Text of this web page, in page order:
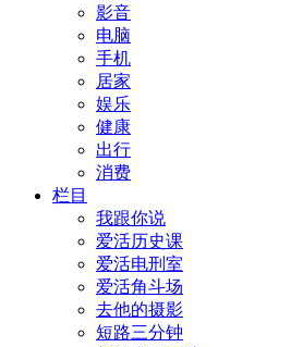
影音
电脑
手机
居家
娱乐
健康
出行
消费
栏目
我跟你说
爱活历史课
爱活电刑室
爱活角斗场
去他的摄影
短路三分钟